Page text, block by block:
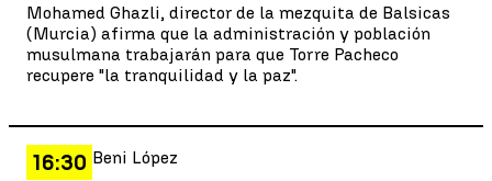
Mohamed Ghazli, director de la mezquita de Balsicas
(Murcia) afirma que la administración y población
musulmana trabajarán para que Torre Pacheco
recupere "la tranquilidad y la paz".
16:30 Beni López